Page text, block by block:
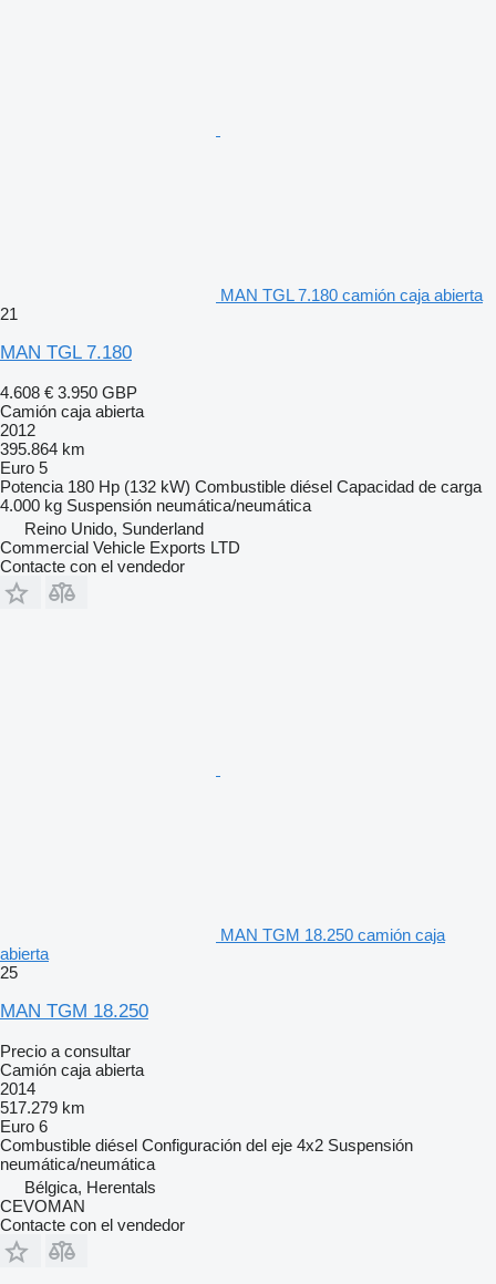
MAN TGL 7.180 camión caja abierta
21
MAN TGL 7.180
4.608 € 3.950 GBP
Camión caja abierta
2012
395.864 km
Euro 5
Potencia 180 Hp (132 kW) Combustible diésel Capacidad de carga
4.000 kg Suspensión neumática/neumática
Reino Unido, Sunderland
Commercial Vehicle Exports LTD
Contacte con el vendedor
MAN TGM 18.250 camión caja
abierta
25
MAN TGM 18.250
Precio a consultar
Camión caja abierta
2014
517.279 km
Euro 6
Combustible diésel Configuración del eje 4x2 Suspensión
neumática/neumática
Bélgica, Herentals
CEVOMAN
Contacte con el vendedor